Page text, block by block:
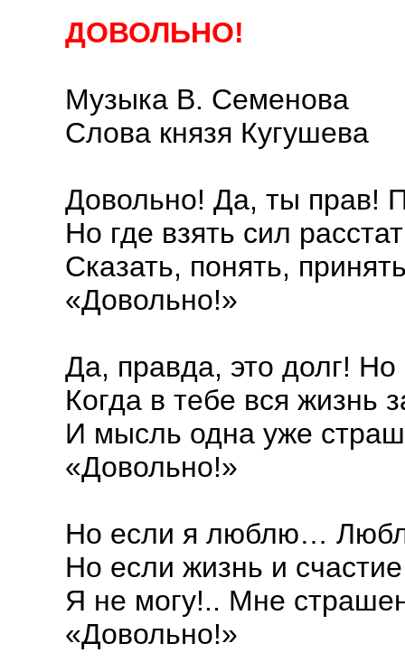
ДОВОЛЬНО!
Музыка В. Семенова
Слова князя Кугушева
Довольно! Да, ты прав!
Но где взять сил
Сказать, понять,
«Довольно!»
Да, правда, это долг! Но
Когда в тебе вся жизнь
И мысль одна уже
«Довольно!»
Но если я люблю…
Но если жизнь и счастие
Я не могу!.. Мне
«Довольно!»